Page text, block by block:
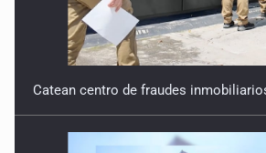
Catean centro de fraudes